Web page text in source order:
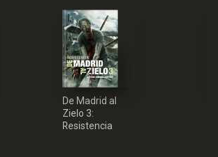
De Madrid al
Zielo 3:
Resistencia